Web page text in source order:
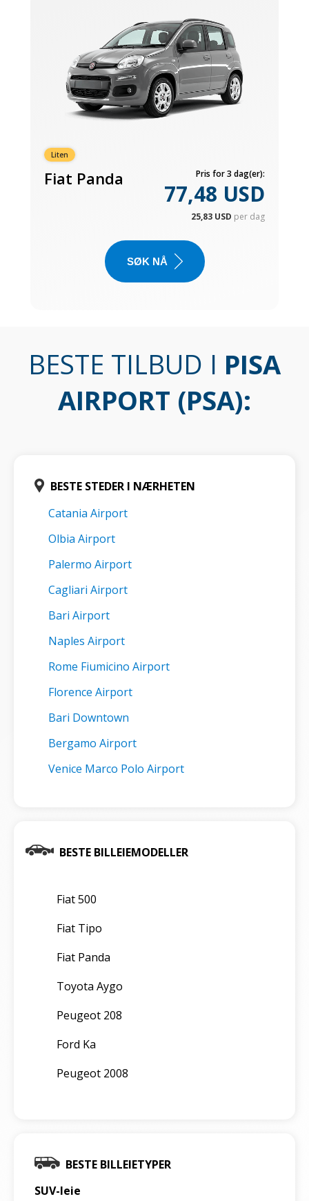
Liten
Fiat Panda Pris for 3 dag(er):
77,48 USD
25,83 USD per dag
SØK NÅ
BESTE TILBUD I PISA
AIRPORT (PSA):
BESTE STEDER I NÆRHETEN
Catania Airport
Olbia Airport
Palermo Airport
Cagliari Airport
Bari Airport
Naples Airport
Rome Fiumicino Airport
Florence Airport
Bari Downtown
Bergamo Airport
Venice Marco Polo Airport
BESTE BILLEIEMODELLER
Fiat 500
Fiat Tipo
Fiat Panda
Toyota Aygo
Peugeot 208
Ford Ka
Peugeot 2008
BESTE BILLEIETYPER
SUV-leie